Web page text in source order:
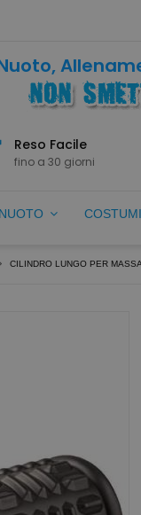
Reso Facile
fino a 30 giorni
CILINDRO LUNGO PER